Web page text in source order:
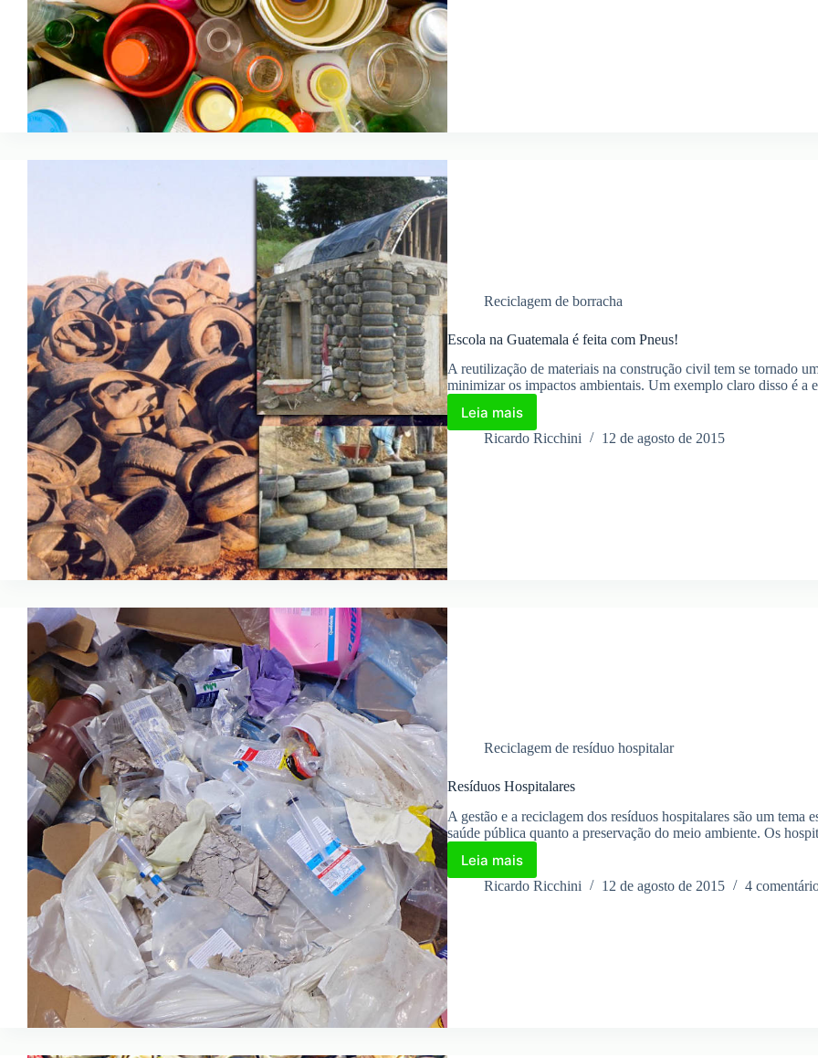
Reciclagem de borracha
Escola na Guatemala é feita com Pneus!
A reutilização de materiais na construção civil tem se tornado
minimizar os impactos ambientais. Um exemplo claro disso é a
Leia mais
Escola
na
Ricardo Ricchini 12 de agosto de 2015
Reciclagem de resíduo hospitalar
Resíduos Hospitalares
A gestão e a reciclagem dos resíduos hospitalares são um tema
saúde pública quanto a preservação do meio ambiente. Os
Leia mais
Resíduos
Hospitalares
Ricardo Ricchini 12 de agosto de 2015 4